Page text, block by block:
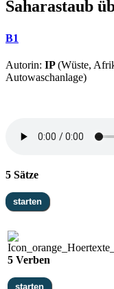
Saharastaub
B1
Autorin: IP(Wüste,
Autowaschanlage)
5 Sätze
5 Verben